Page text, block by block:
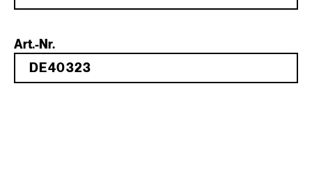
Art.-Nr.